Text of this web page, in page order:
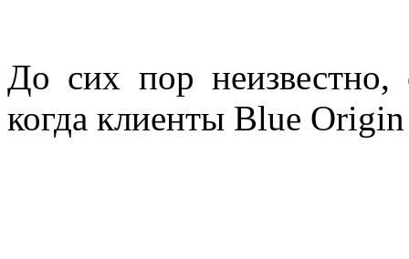
До сих пор неизвестно,
когда клиенты Blue